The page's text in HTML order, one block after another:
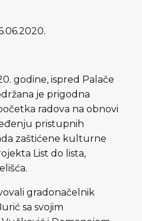
godine, ispred Palače
je prigodna
radova na obnovi
pristupnih
zaštićene kulturne
List do lista,
gradonačelnik
sa svojim